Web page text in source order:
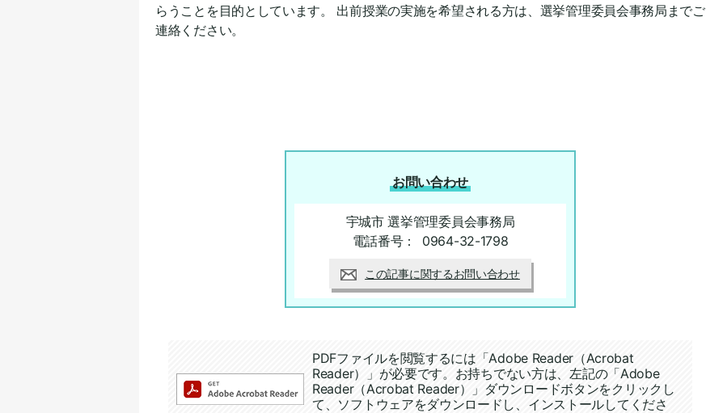
らうことを目的としています。 出前授業の実施を希望される方は、選挙管理委員会事務局までご
連絡ください。
お問い合わせ
宇城市 選挙管理委員会事務局
電話番号：
0964-32-1798
この記事に関するお問い合わせ
追加情報：PDFファイルPDFファイルを閲覧するには「Adobe Reader（Acrobat
Reader）」が必要です。お持ちでない方は、左記の「Adobe
Reader（Acrobat Reader）」ダウンロードボタンをクリックし
て、ソフトウェアをダウンロードし、インストールしてくださ